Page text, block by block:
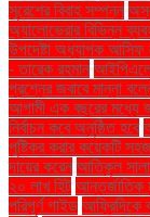
সুরেশের বিবাহ সম্পন্ন
অ্যালোভেরার বিভিন্ন
উপদেষ্টা অধ্যাপক আসিফ
- তারেক রহমান
প্রশ্নের জবাবে মান্না
আগামী এক বছরের মধ্যে
নির্বাচন কবে অনুষ্ঠিত হবে
পুষ্টিকর করার কয়েকটি
দায়ের করেন আতিকুল
২০ লাখ হিট আন্তর্জাতিক
পরিপূর্ণ গাইড আফ্রিদিকে